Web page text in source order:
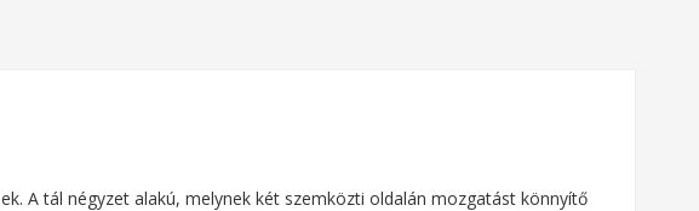
A tál négyzet alakú, melynek két szemközti oldalán mozgatást könnyítő